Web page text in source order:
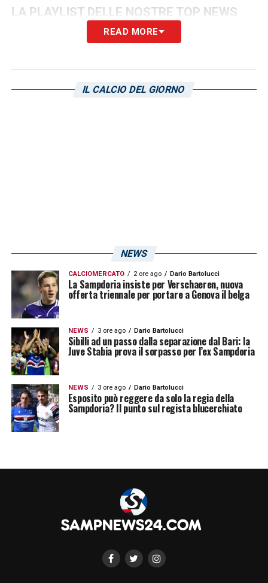
LA PLAYLIST DELLE NOSTRE TOP NEWS
READ MORE
IL CALCIO DEL GIORNO
NEWS
CALCIOMERCATO 2 ore ago Dario Bartolucci
La Sampdoria insiste per Verschaeren, nuova
offerta triennale per portare a Genova il belga
NEWS 3 ore ago Dario Bartolucci
Sibilli ad un passo dalla separazione dal Bari: la
Juve Stabia prova il sorpasso per l’ex Sampdoria
NEWS 3 ore ago Dario Bartolucci
Esposito può reggere da solo la regia della
Sampdoria? Il punto sul regista blucerchiato